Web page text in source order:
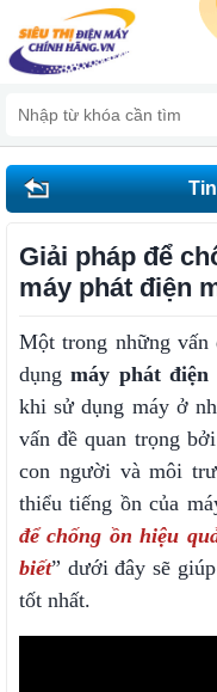
Giải pháp để
máy phát điện
Một trong những
dụngmáy phát điện
khi sử dụng máy ở
vấn đề quan trọng
con người và môi
thiểu tiếng ồn của
để chống ồn hiệu
biết” dưới đây sẽ
tốt nhất.